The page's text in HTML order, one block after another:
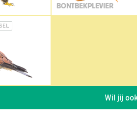
BONTBEKPLEVIER
Wil jij ook de